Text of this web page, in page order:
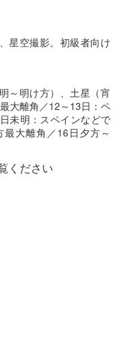
星空撮影。初級者向け
～明け方）、土星（宵
大離角／12～13日：ペ
未明：スペインなどで
大離角／16日夕方～
ください